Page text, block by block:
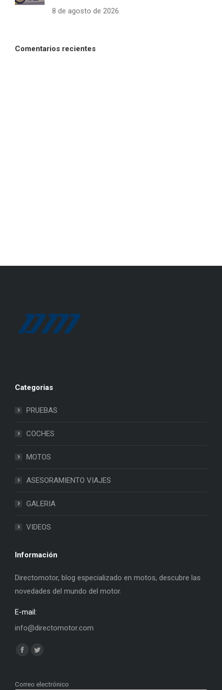
8 de agosto de 2026
Comentarios recientes
Categorias
PRUEBAS
COCHES
MOTOS
ASESORAMIENTO VIAJES
GALERIA
VIDEOS
Información
Directomotor, blog especializado en motos, descubre las
novedades del mundo del motor.
E-mail:
info@directomotor.com
Find us on:
Facebook
opens
Twitter
opens
Correo electrónico